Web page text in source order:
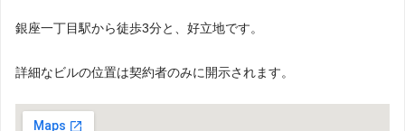
銀座一丁目駅から徒歩3分と、好立地です。
詳細なビルの位置は契約者のみに開示されます。